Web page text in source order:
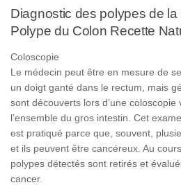
Diagnostic des polypes de
Polype du Colon Recette
Coloscopie
Le médecin peut être en mesure de
un doigt ganté dans le rectum, mais
sont découverts lors d’une coloscopie
l’ensemble du gros intestin. Cet
est pratiqué parce que, souvent,
et ils peuvent être cancéreux. Au
polypes détectés sont retirés et
cancer.